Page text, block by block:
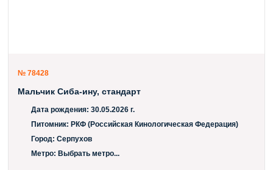
№ 78428
Мальчик Сиба-ину, стандарт
Дата рождения: 30.05.2026 г.
Питомник: РКФ (Российская Кинологическая Федерация)
Город: Серпухов
Метро: Выбрать метро...